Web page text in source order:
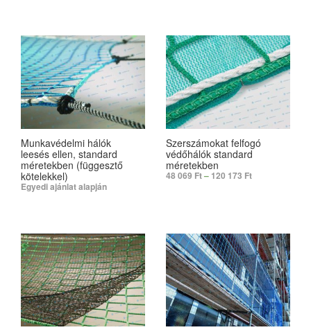
Munkavédelmi hálók
leesés ellen, standard
méretekben (függesztő
kötelekkel)
Egyedi ajánlat alapján
Szerszámokat felfogó
védőhálók standard
méretekben
48 069 Ft– 120 173 Ft